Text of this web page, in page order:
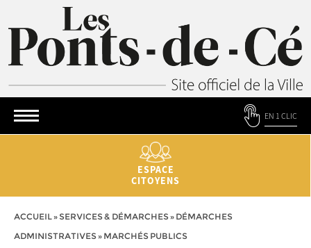
EN 1 CLIC
ESPACE
CITOYENS
ACCUEIL» SERVICES & DÉMARCHES» DÉMARCHES
ADMINISTRATIVES» MARCHÉS PUBLICS